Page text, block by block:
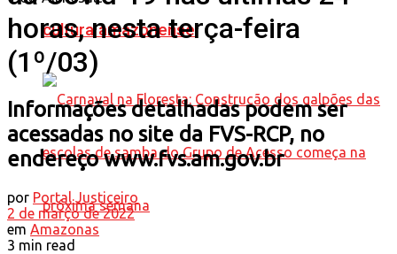
cultura amazonense
horas, nesta terça-feira
(1º/03)
Informações detalhadas podem ser
acessadas no site da FVS-RCP, no
endereço www.fvs.am.gov.br
por Portal Justiceiro
2 de março de 2022
em Amazonas
3 min read